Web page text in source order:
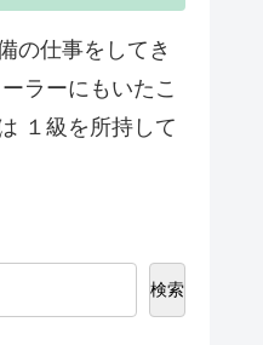
の仕事をしてき
ラーにもいたこ
１級を所持して
検索